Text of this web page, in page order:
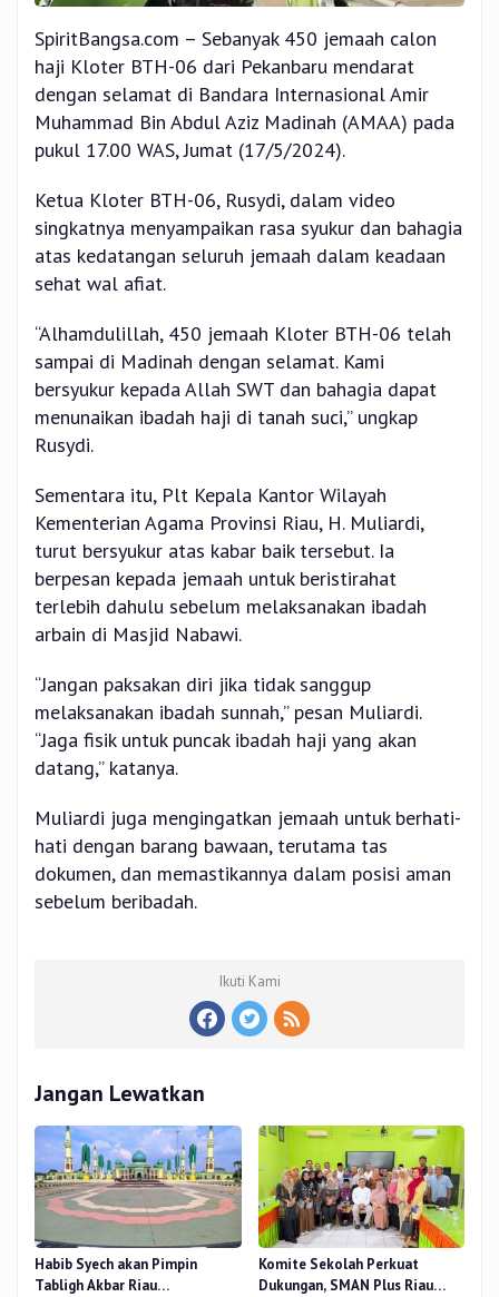
SpiritBangsa.com – Sebanyak 450 jemaah calon
haji Kloter BTH-06 dari Pekanbaru mendarat
dengan selamat di Bandara Internasional Amir
Muhammad Bin Abdul Aziz Madinah (AMAA) pada
pukul 17.00 WAS, Jumat (17/5/2024).
Ketua Kloter BTH-06, Rusydi, dalam video
singkatnya menyampaikan rasa syukur dan bahagia
atas kedatangan seluruh jemaah dalam keadaan
sehat wal afiat.
“Alhamdulillah, 450 jemaah Kloter BTH-06 telah
sampai di Madinah dengan selamat. Kami
bersyukur kepada Allah SWT dan bahagia dapat
menunaikan ibadah haji di tanah suci,” ungkap
Rusydi.
Sementara itu, Plt Kepala Kantor Wilayah
Kementerian Agama Provinsi Riau, H. Muliardi,
turut bersyukur atas kabar baik tersebut. Ia
berpesan kepada jemaah untuk beristirahat
terlebih dahulu sebelum melaksanakan ibadah
arbain di Masjid Nabawi.
“Jangan paksakan diri jika tidak sanggup
melaksanakan ibadah sunnah,” pesan Muliardi.
“Jaga fisik untuk puncak ibadah haji yang akan
datang,” katanya.
Muliardi juga mengingatkan jemaah untuk berhati-
hati dengan barang bawaan, terutama tas
dokumen, dan memastikannya dalam posisi aman
sebelum beribadah.
Ikuti Kami
Jangan Lewatkan
Habib Syech akan Pimpin
Tabligh Akbar Riau
Komite Sekolah Perkuat
Dukungan, SMAN Plus Riau